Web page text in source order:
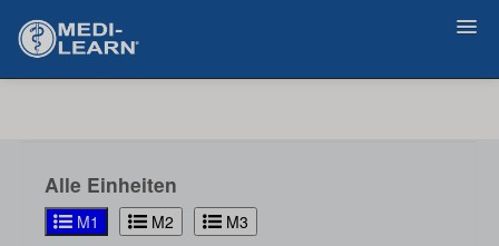
Alle Einheiten
M1 M2
M3